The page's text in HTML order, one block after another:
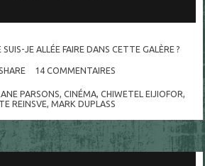
SUIS-JE ALLÉE FAIRE DANS CETTE GALÈRE ?
14 COMMENTAIRES
PARSONS,CINÉMA,CHIWETEL EIJIOFOR,
REINSVE, MARK DUPLASS